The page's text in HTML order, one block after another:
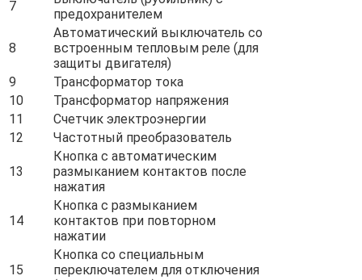
7
предохранителем
8
Автоматический выключатель со
встроенным тепловым реле (для
защиты двигателя)
9
Трансформатор тока
10
Трансформатор напряжения
11
Счетчик электроэнергии
12
Частотный преобразователь
13
Кнопка с автоматическим
размыканием контактов после
нажатия
14
Кнопка с размыканием
контактов при повторном
нажатии
15
Кнопка со специальным
переключателем для отключения